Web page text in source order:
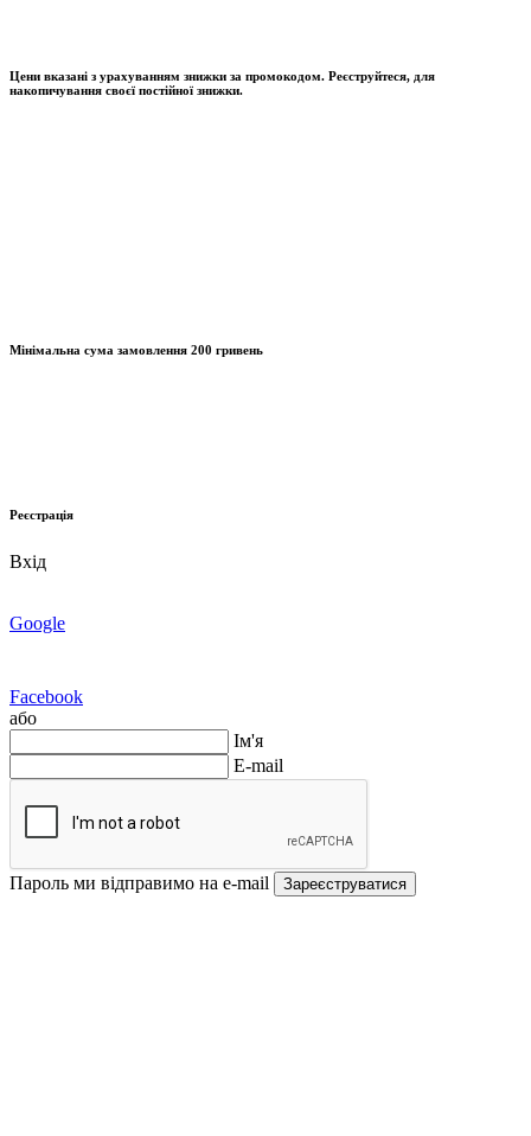
Цени вказані з урахуванням знижки за промокодом. Реєструйтеся, для
накопичування своєї постійної знижки.
Мінімальна сума замовлення 200 гривень
Реєстрація
Вхід
Google
Facebook
або
Ім'я
E-mail
Пароль ми відправимо на e-mail Зареєструватися